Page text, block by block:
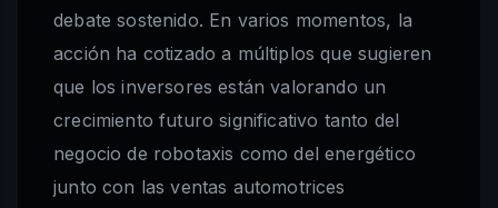
debate sostenido. En varios momentos, la
acción ha cotizado a múltiplos que sugieren
que los inversores están valorando un
crecimiento futuro significativo tanto del
negocio de robotaxis como del energético
junto con las ventas automotrices